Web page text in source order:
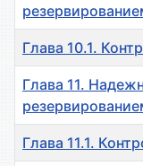
Глава 10.1.
Глава 11.
Глава 11.1.